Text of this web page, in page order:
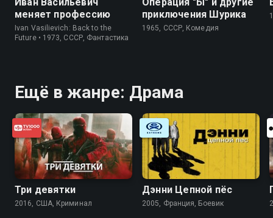
меняет профессию
Ivan Vasilievich: Back to the
Future • 1973, СССР, Фантастика
приключения Шурика
1965, СССР, Комедия
Ещё в жанре: Драма
Три девятки
2016, США, Криминал
Дэнни Цепной пёс
2005, Франция, Боевик